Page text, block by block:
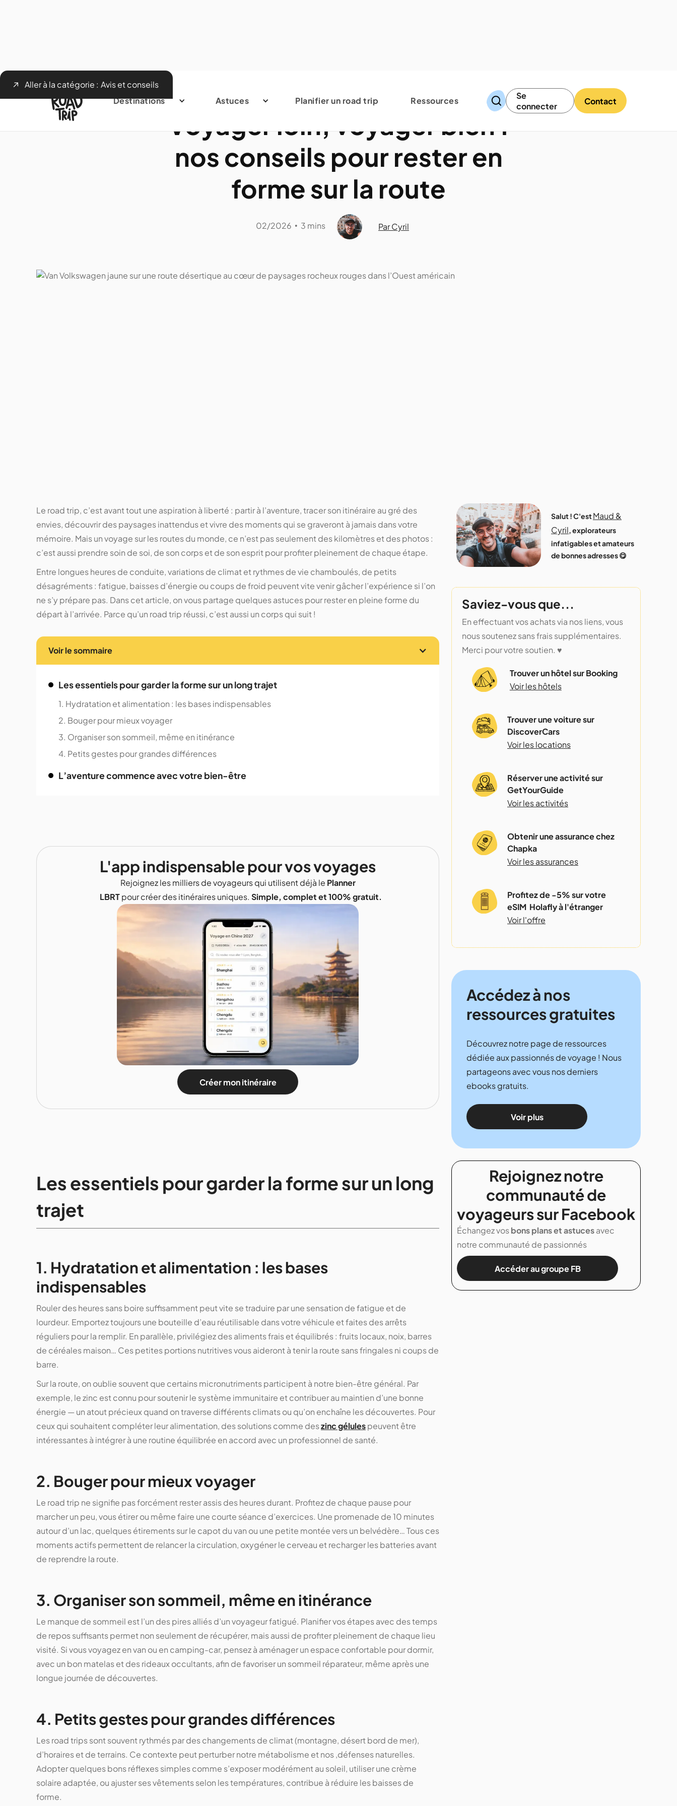
Destinations Astuces Planifier un road trip Ressources
Se
connecter
Contact
Aller à la catégorie : Avis et conseils
Voyager loin, voyager bien :
nos conseils pour rester en
forme sur la route
02/2026 • 3 mins Par Cyril
Le road trip, c’est avant tout une aspiration à liberté : partir à l’aventure, tracer son itinéraire au gré des
envies, découvrir des paysages inattendus et vivre des moments qui se graveront à jamais dans votre
mémoire. Mais un voyage sur les routes du monde, ce n’est pas seulement des kilomètres et des photos :
c’est aussi prendre soin de soi, de son corps et de son esprit pour profiter pleinement de chaque étape.
Entre longues heures de conduite, variations de climat et rythmes de vie chamboulés, de petits
désagréments : fatigue, baisses d’énergie ou coups de froid peuvent vite venir gâcher l’expérience si l’on
ne s’y prépare pas. Dans cet article, on vous partage quelques astuces pour rester en pleine forme du
départ à l’arrivée. Parce qu’un road trip réussi, c’est aussi un corps qui suit !
Voir le sommaire
Les essentiels pour garder la forme sur un long trajet
1. Hydratation et alimentation : les bases indispensables
2. Bouger pour mieux voyager
3. Organiser son sommeil, même en itinérance
4. Petits gestes pour grandes différences
L’aventure commence avec votre bien-être
L'app indispensable pour vos voyages
Rejoignez les milliers de voyageurs qui utilisent déjà le Planner
LBRTpour créer des itinéraires uniques. Simple, complet et 100% gratuit.
Créer mon itinéraire
Les essentiels pour garder la forme sur un long
trajet
1. Hydratation et alimentation : les bases
indispensables
Rouler des heures sans boire suffisamment peut vite se traduire par une sensation de fatigue et de
lourdeur. Emportez toujours une bouteille d’eau réutilisable dans votre véhicule et faites des arrêts
réguliers pour la remplir. En parallèle, privilégiez des aliments frais et équilibrés : fruits locaux, noix, barres
de céréales maison… Ces petites portions nutritives vous aideront à tenir la route sans fringales ni coups de
barre.
Sur la route, on oublie souvent que certains micronutriments participent à notre bien-être général. Par
exemple, le zinc est connu pour soutenir le système immunitaire et contribuer au maintien d’une bonne
énergie — un atout précieux quand on traverse différents climats ou qu’on enchaîne les découvertes. Pour
ceux qui souhaitent compléter leur alimentation, des solutions comme deszinc gélulespeuvent être
intéressantes à intégrer à une routine équilibrée en accord avec un professionnel de santé.
2. Bouger pour mieux voyager
Le road trip ne signifie pas forcément rester assis des heures durant. Profitez de chaque pause pour
marcher un peu, vous étirer ou même faire une courte séance d’exercices. Une promenade de 10 minutes
autour d’un lac, quelques étirements sur le capot du van ou une petite montée vers un belvédère… Tous ces
moments actifs permettent de relancer la circulation, oxygéner le cerveau et recharger les batteries avant
de reprendre la route.
3. Organiser son sommeil, même en itinérance
Le manque de sommeil est l’un des pires alliés d’un voyageur fatigué. Planifier vos étapes avec des temps
de repos suffisants permet non seulement de récupérer, mais aussi de profiter pleinement de chaque lieu
visité. Si vous voyagez en van ou en camping-car, pensez à aménager un espace confortable pour dormir,
avec un bon matelas et des rideaux occultants, afin de favoriser un sommeil réparateur, même après une
longue journée de découvertes.
4. Petits gestes pour grandes différences
Les road trips sont souvent rythmés par des changements de climat (montagne, désert bord de mer),
d’horaires et de terrains. Ce contexte peut perturber notre métabolisme et nos ,défenses naturelles.
Adopter quelques bons réflexes simples comme s’exposer modérément au soleil, utiliser une crème
solaire adaptée, ou ajuster ses vêtements selon les températures, contribue à réduire les baisses de
forme.
Salut ! C'estMaud &
Cyril, explorateurs
infatigables et amateurs
de bonnes adresses 😋
Saviez-vous que...
En effectuant vos achats via nos liens, vous
nous soutenez sans frais supplémentaires.
Merci pour votre soutien. ♥️
Trouver un hôtel sur Booking
Voir les hôtels
Trouver une voiture sur
DiscoverCars
Voir les locations
Réserver une activité sur
GetYourGuide
Voir les activités
Obtenir une assurance chez
Chapka
Voir les assurances
Profitez de -5% sur votre
eSIM Holafly à l'étranger
Voir l'offre
Accédez à nos
ressources gratuites
Découvrez notre page de ressources
dédiée aux passionnés de voyage ! Nous
partageons avec vous nos derniers
ebooks gratuits.
Voir plus
Rejoignez notre
communauté de
voyageurs sur Facebook
Échangez vosbons plans et astucesavec
notre communauté de passionnés
Accéder au groupe FB